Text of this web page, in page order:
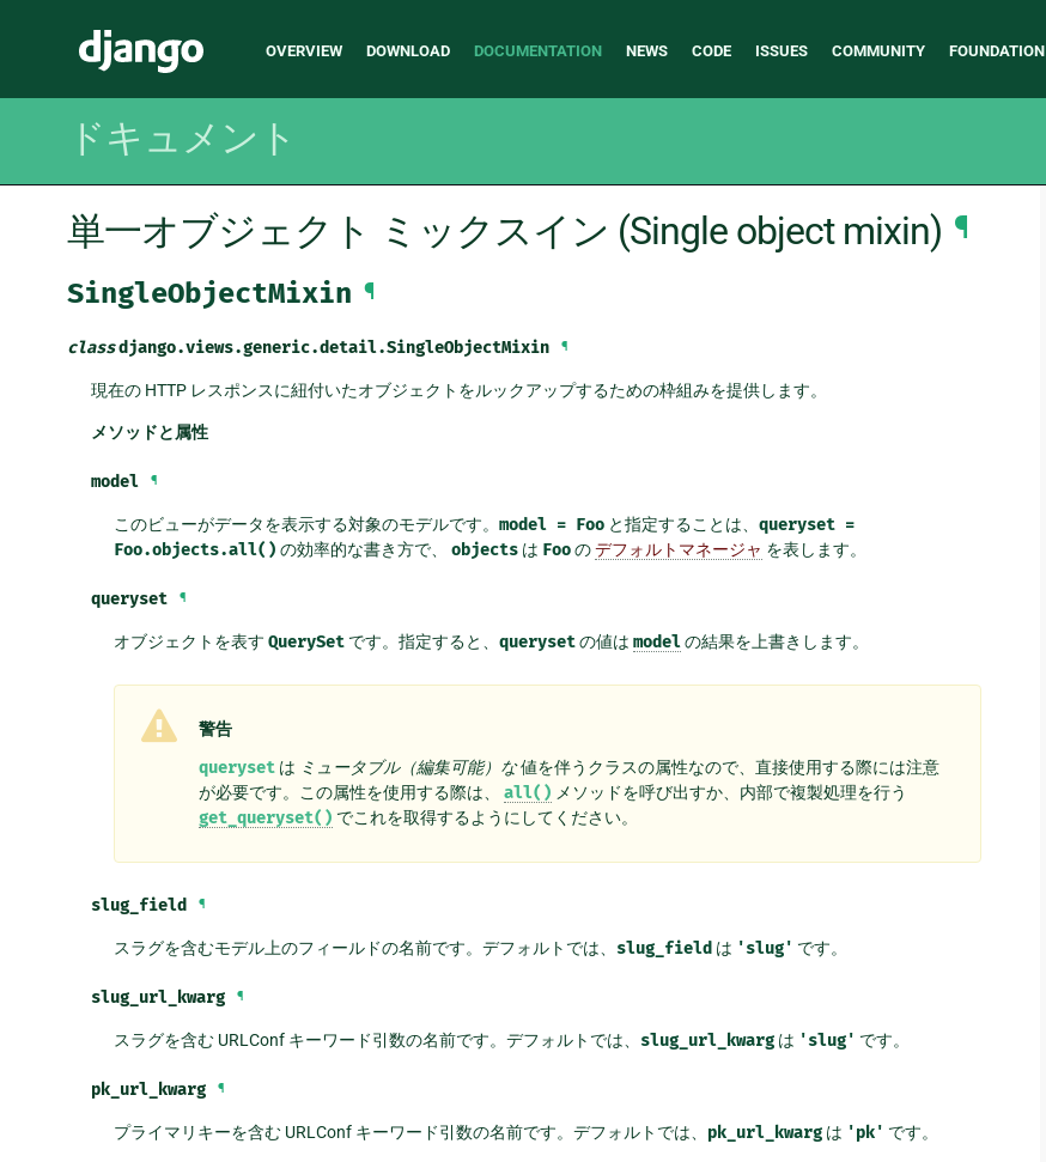
Django
Main
OVERVIEW DOWNLOAD DOCUMENTATION NEWS CODE ISSUES COMMUNITY FOUNDATION
ドキュメント
単一オブジェクト ミックスイン (Single object mixin) ¶
SingleObjectMixin ¶
classdjango.views.generic.detail.SingleObjectMixin ¶
現在の HTTP レスポンスに紐付いたオブジェクトをルックアップするための枠組みを提供します。
メソッドと属性
model ¶
このビューがデータを表示する対象のモデルです。model = Foo と指定することは、queryset =
Foo.objects.all() の効率的な書き方で、objects は Fooのデフォルトマネージャ を表します。
queryset ¶
オブジェクトを表すQuerySet です。指定すると、querysetの値はmodelの結果を上書きします。
警告
queryset は ミュータブル（編集可能）な値を伴うクラスの属性なので、直接使用する際には注意
が必要です。この属性を使用する際は、all() メソッドを呼び出すか、内部で複製処理を行う
get_queryset() でこれを取得するようにしてください。
slug_field ¶
スラグを含むモデル上のフィールドの名前です。デフォルトでは、 slug_field は 'slug' です。
slug_url_kwarg ¶
スラグを含む URLConf キーワード引数の名前です。デフォルトでは、 slug_url_kwarg は 'slug' です。
pk_url_kwarg ¶
プライマリキーを含む URLConf キーワード引数の名前です。デフォルトでは、 pk_url_kwarg は 'pk' です。